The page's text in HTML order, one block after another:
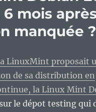
6 mois
manquée ?
LinuxMint proposait
de sa distribution en
la Linux Mint
le dépot testing qui